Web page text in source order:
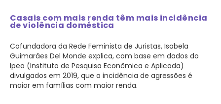
Casais com mais renda têm mais incidência
de violência doméstica
Cofundadora da Rede Feminista de Juristas, Isabela
Guimarães Del Monde explica, com base em dados do
Ipea (Instituto de Pesquisa Econômica e Aplicada)
divulgados em 2019, que a incidência de agressões é
maior em famílias com maior renda.